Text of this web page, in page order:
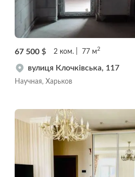
67 500 $ 2 ком. 77 м2
вулиця Клочківська, 117
Научная, Харьков